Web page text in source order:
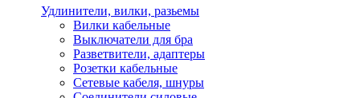
Удлинители, вилки, разьемы
Вилки кабельные
Выключатели для бра
Разветвители, адаптеры
Розетки кабельные
Сетевые кабеля, шнуры